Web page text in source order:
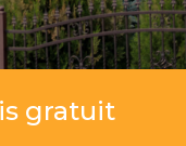
gratuit